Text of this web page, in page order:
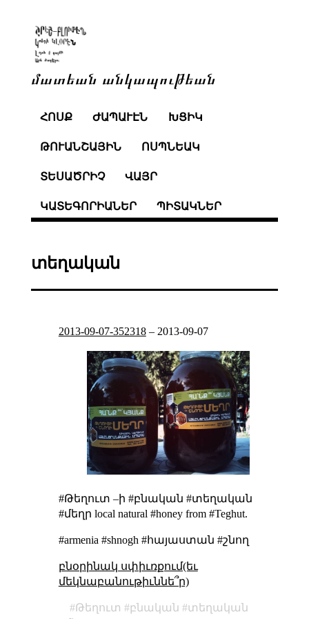
մատեան անկապութեան
ՀՈՍՔ ԺԱՊԱՒԷՆ ԽՑԻԿ
ԹՈՒԱՆՇԱՅԻՆ ՈՍՊՆԵԱԿ
ՏԵՍԱԾՐԻՉ ՎԱՅՐ
ԿԱՏԵԳՈՐԻԱՆԵՐ ՊԻՏԱԿՆԵՐ
տեղական
2013-09-07-352318– 2013-09-07
#Թեղուտ –ի #բնական #տեղական
#մեղր local natural #honey from #Teghut.
#armenia #shnogh #հայաստան #շնող
բնօրինակ սփիւռքում(եւ
մեկնաբանութիւննե՞ր)
Թեղուտ բնական
տեղական